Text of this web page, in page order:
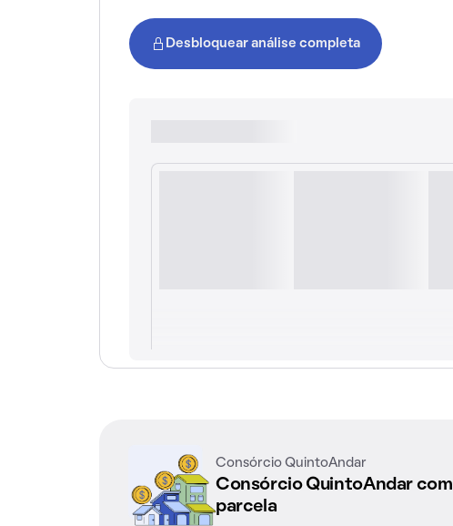
Desbloquear análise completa
Consórcio QuintoAndar
Consórcio QuintoAndar com
parcela